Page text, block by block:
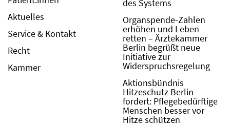
Aktuelles
Service & Kontakt
Recht
Kammer
des Systems
Organspende-Zahlen
erhöhen und Leben
retten – Ärztekammer
Berlin begrüßt neue
Initiative zur
Widerspruchsregelung
Aktionsbündnis
Hitzeschutz Berlin
fordert: Pflegebedürftige
Menschen besser vor
Hitze schützen